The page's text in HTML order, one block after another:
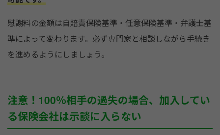
慰謝料の金額は自賠責保険基準・任意保険基準・弁護士基
準によって変わります。必ず専門家と相談しながら手続き
を進めるようにしましょう。
注意！100％相手の過失の場合、加入してい
る保険会社は示談に入らない